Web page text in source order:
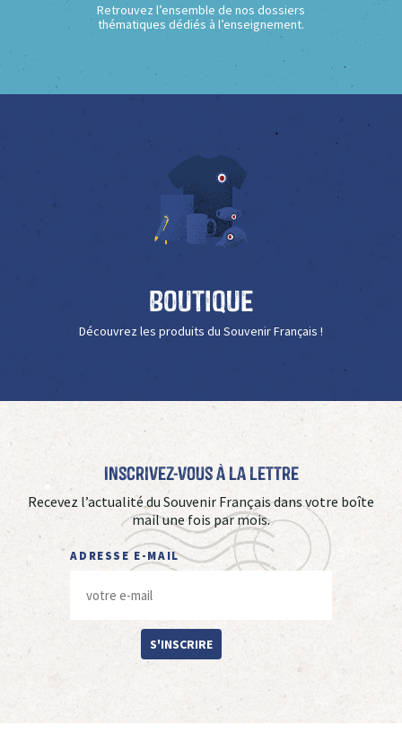
Retrouvez l’ensemble de nos dossiers
thématiques dédiés à l’enseignement.
Boutique
Découvrez les produits du Souvenir Français !
Inscrivez-vous à La Lettre
Recevez l’actualité du Souvenir Français dans votre boîte
mail une fois par mois.
ADRESSE E-MAIL
S'INSCRIRE